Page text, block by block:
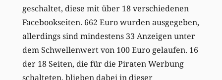
geschaltet, diese mit über 18 verschiedenen
Facebookseiten. 662 Euro wurden ausgegeben,
allerdings sind mindestens 33 Anzeigen unter
dem Schwellenwert von 100 Euro gelaufen. 16
der 18 Seiten, die für die Piraten Werbung
schalteten, blieben dabei in dieser